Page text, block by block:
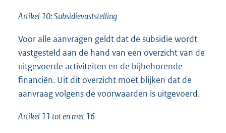
Artikel 10: Subsidievaststelling
Voor alle aanvragen geldt dat de subsidie wordt
vastgesteld aan de hand van een overzicht van de
uitgevoerde activiteiten en de bijbehorende
financiën. Uit dit overzicht moet blijken dat de
aanvraag volgens de voorwaarden is uitgevoerd.
Artikel 11 tot en met 16